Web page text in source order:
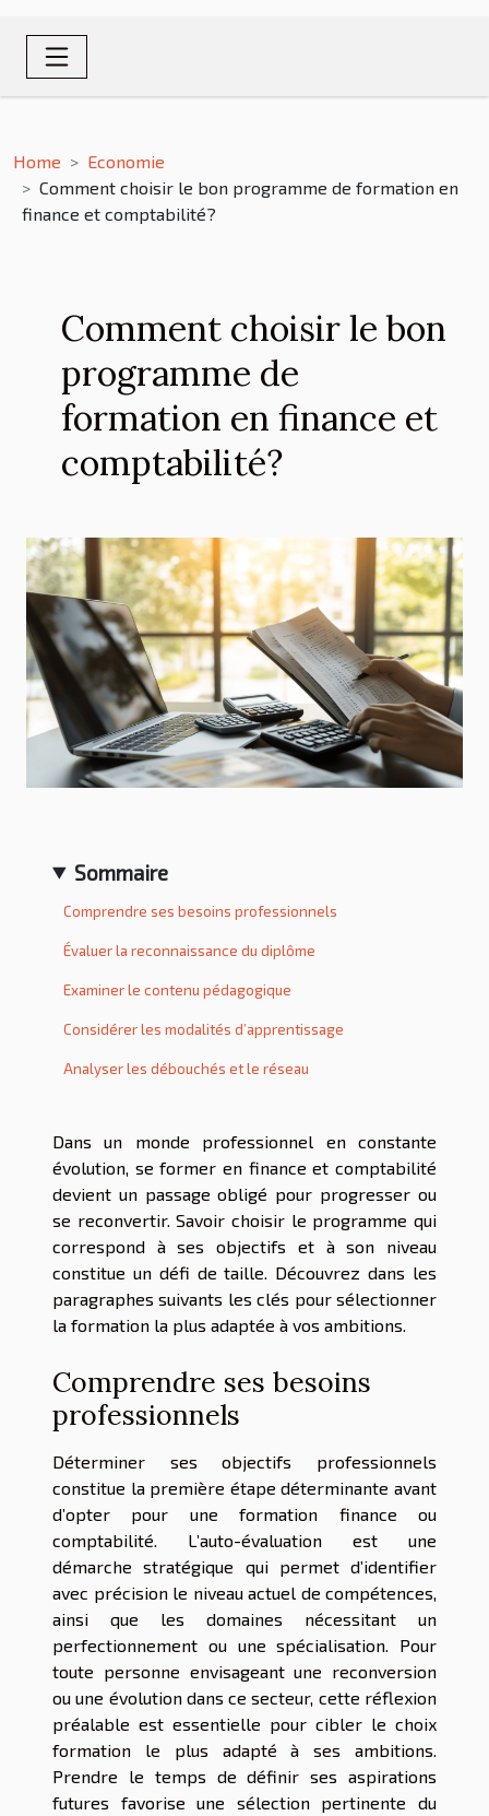
Home
Economie
Comment choisir le bon programme de formation en
finance et comptabilité?
Comment choisir le bon
programme de
formation en finance et
comptabilité?
Sommaire
Comprendre ses besoins professionnels
Évaluer la reconnaissance du diplôme
Examiner le contenu pédagogique
Considérer les modalités d’apprentissage
Analyser les débouchés et le réseau
Dans un monde professionnel en constante
évolution, se former en finance et comptabilité
devient un passage obligé pour progresser ou
se reconvertir. Savoir choisir le programme qui
correspond à ses objectifs et à son niveau
constitue un défi de taille. Découvrez dans les
paragraphes suivants les clés pour sélectionner
la formation la plus adaptée à vos ambitions.
Comprendre ses besoins
professionnels
Déterminer ses objectifs professionnels
constitue la première étape déterminante avant
d’opter pour une formation finance ou
comptabilité. L’auto-évaluation est une
démarche stratégique qui permet d’identifier
avec précision le niveau actuel de compétences,
ainsi que les domaines nécessitant un
perfectionnement ou une spécialisation. Pour
toute personne envisageant une reconversion
ou une évolution dans ce secteur, cette réflexion
préalable est essentielle pour cibler le choix
formation le plus adapté à ses ambitions.
Prendre le temps de définir ses aspirations
futures favorise une sélection pertinente du